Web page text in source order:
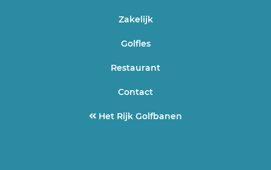
Zakelijk
Golfles
Restaurant
Contact
Het Rijk Golfbanen